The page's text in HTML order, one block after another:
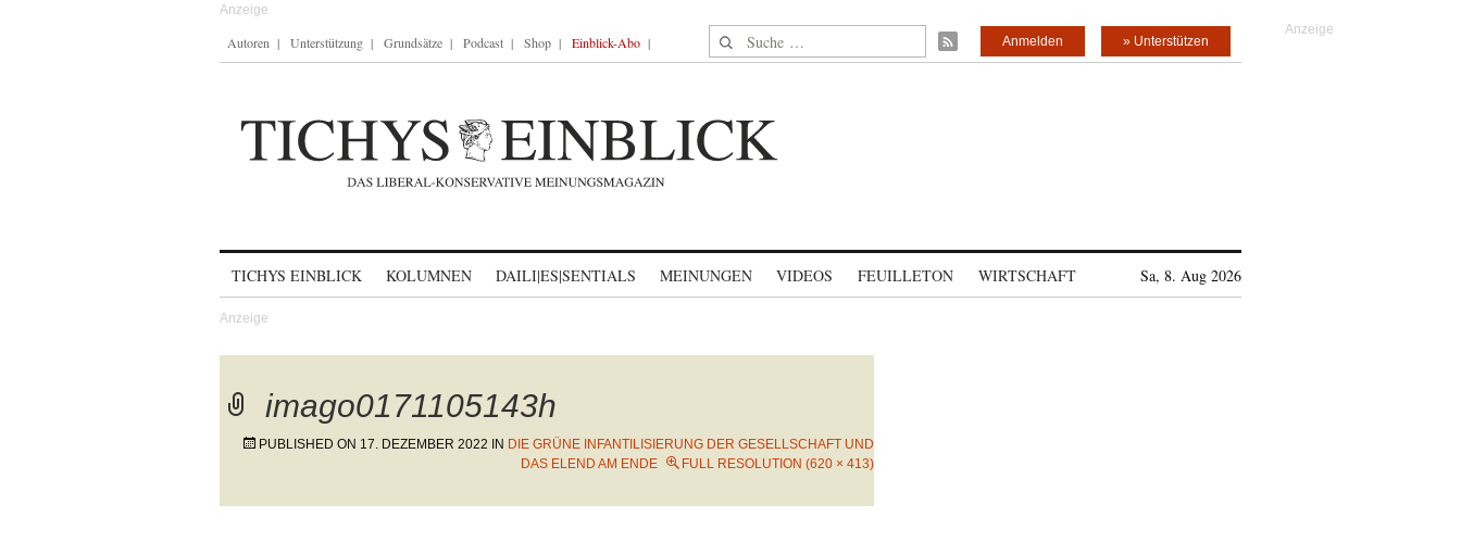
Autoren Unterstützung Grundsätze Podcast Shop Einblick-Abo Suche nach: » Unterstützen
Anmelden
TICHYS EINBLICK KOLUMNEN DAILI|ES|SENTIALS MEINUNGEN VIDEOS FEUILLETON WIRTSCHAFT Sa, 8. Aug 2026
imago0171105143h
PUBLISHED ON 17. DEZEMBER 2022 IN DIE GRÜNE INFANTILISIERUNG DER GESELLSCHAFT UND
DAS ELEND AM ENDE
FULL RESOLUTION (620 × 413)